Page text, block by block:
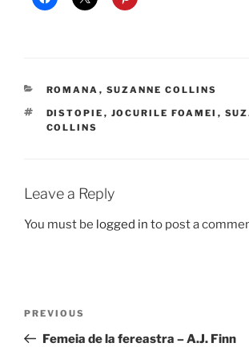
CATEGORIES
ROMANA , SUZANNE COLLINS
TAGS
DISTOPIE , JOCURILE FOAMEI ,
COLLINS
Leave a Reply
You must be logged in to post a
Previous
Post
PREVIOUS
Femeia de la fereastra – A.J. Finn